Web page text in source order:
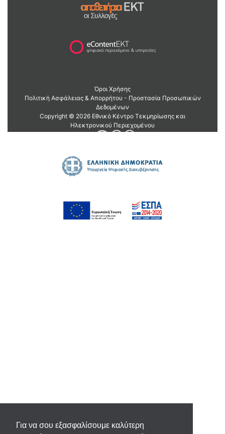
Για να σου εξασφαλίσουμε καλύτερη